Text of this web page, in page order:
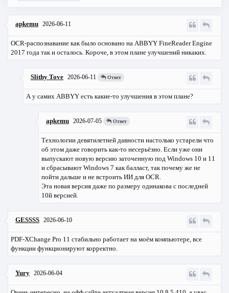
apkemu 2026-06-11
OCR-распознавание как было основано на ABBYY FineReader Engine
2017 года так и осталось. Короче, в этом плане улучшений никаких.
Slithy Tove 2026-06-11 Ответ
А у самих ABBYY есть какие-то улучшения в этом плане?
apkemu 2026-07-05 Ответ
Технологии девятилетней давности настолько устарели что
об этом даже говорить как-то несерьёзно. Если уже они
выпускают новую версию заточенную под Windows 10 и 11
и сбрасывают Windows 7 как балласт, так почему же не
пойти дальше и не встроить ИИ для OCR.
Эта новая версия даже по размеру одинакова с последней
10й версией.
GESSSS 2026-06-10
PDF-XChange Pro 11 стабильно работает на моём компьютере, все
функции функционируют корректно.
Yury 2026-06-04